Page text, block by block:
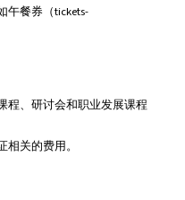
午餐券（tickets-
程、研讨会和职业发展课程
相关的费用。